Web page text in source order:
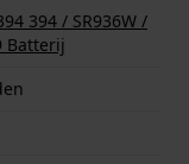
394 / SR936W /
Batterij